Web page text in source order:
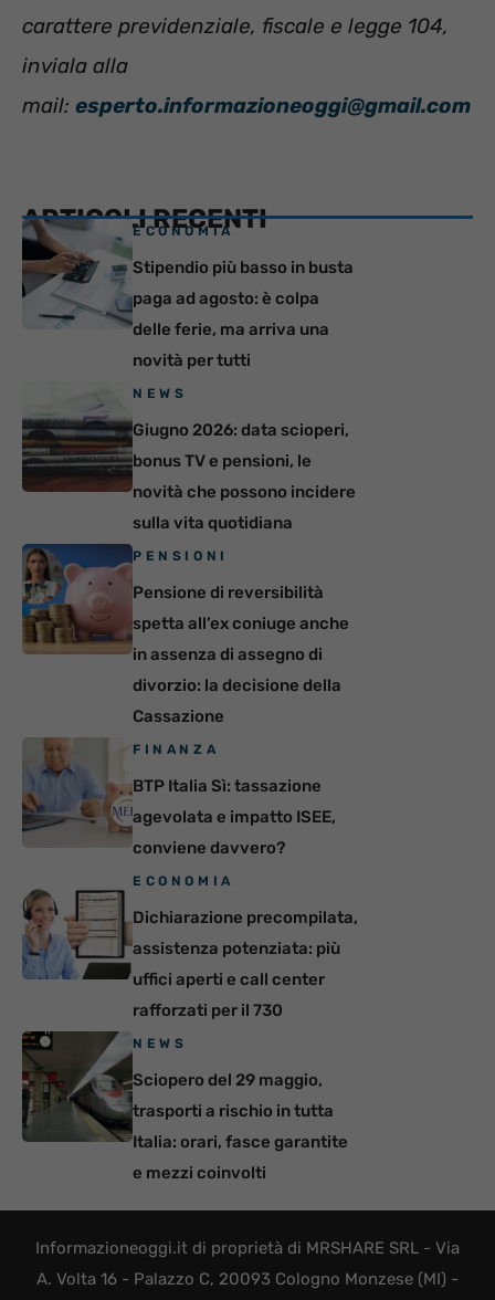
carattere previdenziale, fiscale e legge 104,
inviala alla
mail: esperto.informazioneoggi@gmail.com
ARTICOLI RECENTI
ECONOMIA
Stipendio più basso in busta
paga ad agosto: è colpa
delle ferie, ma arriva una
novità per tutti
NEWS
Giugno 2026: data scioperi,
bonus TV e pensioni, le
novità che possono incidere
sulla vita quotidiana
PENSIONI
Pensione di reversibilità
spetta all’ex coniuge anche
in assenza di assegno di
divorzio: la decisione della
Cassazione
FINANZA
BTP Italia Sì: tassazione
agevolata e impatto ISEE,
conviene davvero?
ECONOMIA
Dichiarazione precompilata,
assistenza potenziata: più
uffici aperti e call center
rafforzati per il 730
NEWS
Sciopero del 29 maggio,
trasporti a rischio in tutta
Italia: orari, fasce garantite
e mezzi coinvolti
Informazioneoggi.it di proprietà di MRSHARE SRL - Via
A. Volta 16 - Palazzo C, 20093 Cologno Monzese (MI) -